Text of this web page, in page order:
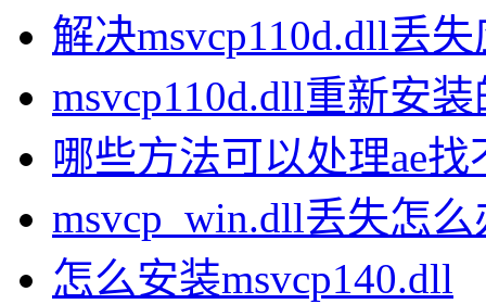
解决msvcp110d.dll丢
msvcp110d.dll重新安
哪些方法可以处理ae
msvcp_win.dll丢失怎么
怎么安装msvcp140.dll